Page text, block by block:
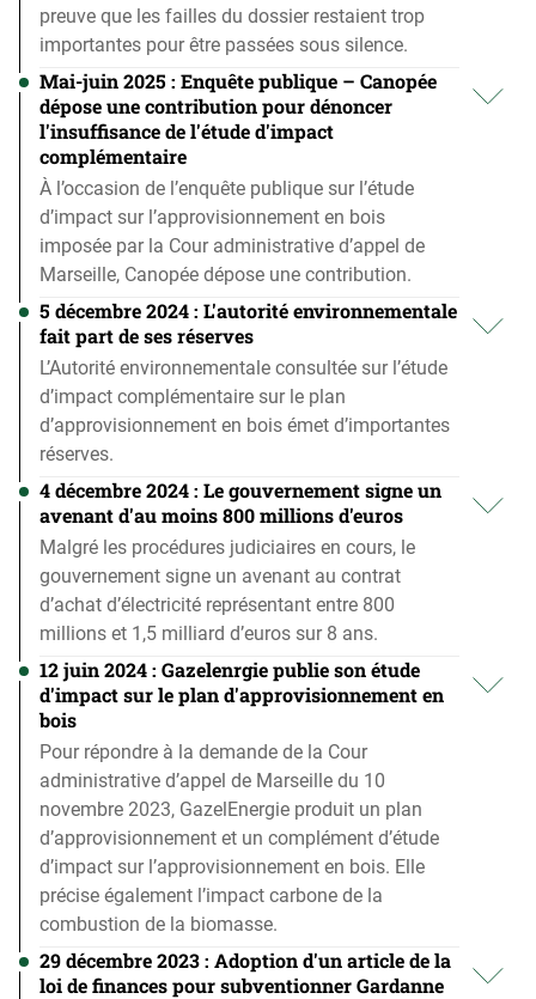
preuve que les failles du dossier restaient trop
importantes pour être passées sous silence.
Mai-juin 2025 : Enquête publique – Canopée
dépose une contribution pour dénoncer
l'insuffisance de l'étude d'impact
complémentaire
À l’occasion de l’enquête publique sur l’étude
d’impact sur l’approvisionnement en bois
imposée par la Cour administrative d’appel de
Marseille, Canopée dépose une contribution.
5 décembre 2024 : L'autorité environnementale
fait part de ses réserves
L’Autorité environnementale consultée sur l’étude
d’impact complémentaire sur le plan
d’approvisionnement en bois émet d’importantes
réserves.
4 décembre 2024 : Le gouvernement signe un
avenant d'au moins 800 millions d'euros
Malgré les procédures judiciaires en cours, le
gouvernement signe un avenant au contrat
d’achat d’électricité représentant entre 800
millions et 1,5 milliard d’euros sur 8 ans.
12 juin 2024 : Gazelenrgie publie son étude
d'impact sur le plan d'approvisionnement en
bois
Pour répondre à la demande de la Cour
administrative d’appel de Marseille du 10
novembre 2023, GazelEnergie produit un plan
d’approvisionnement et un complément d’étude
d’impact sur l’approvisionnement en bois. Elle
précise également l’impact carbone de la
combustion de la biomasse.
29 décembre 2023 : Adoption d'un article de la
loi de finances pour subventionner Gardanne